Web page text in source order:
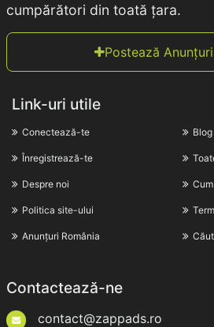
cumpărători din toată țara.
Postează
Link-uri utile
Conectează-te
Înregistrează-te
Despre noi
Politica site-ului
Anunțuri România
Blog
Contactează-ne
contact@zappads.ro